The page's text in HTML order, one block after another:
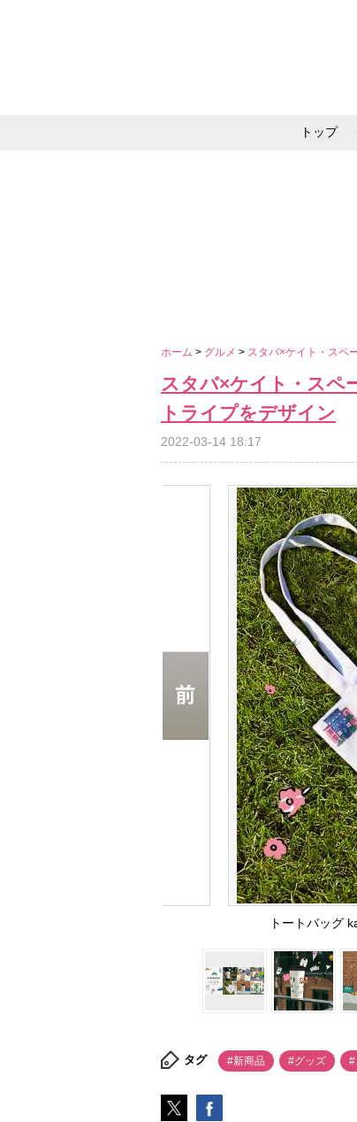
トップ
ホーム > グルメ > スタバ×ケイト・スペ
スタバ×ケイト・スペ
トライプをデザイン
2022-03-14 18:17
トートバッグ
タグ #新商品 #グッズ #